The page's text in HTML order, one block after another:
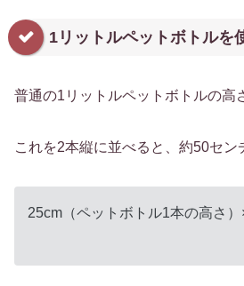
1リットルペットボトルを
普通の1リットルペットボトルの高
これを2本縦に並べると、約50セン
25cm（ペットボトル1本の高さ